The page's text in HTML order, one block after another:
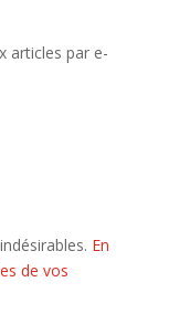
articles par e-
En
de vos